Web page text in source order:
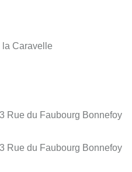
la Caravelle
Rue du Faubourg Bonnefoy
Rue du Faubourg Bonnefoy